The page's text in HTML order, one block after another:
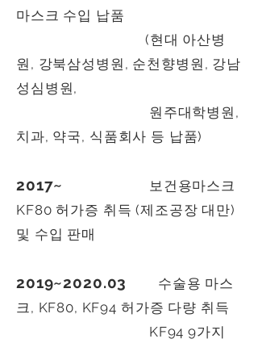
마스크 수입 납품
(현대 아산병
원, 강북삼성병원, 순천향병원, 강남
성심병원,
원주대학병원,
치과, 약국, 식품회사 등 납품)
2017~
보건용마스크
KF80 허가증 취득 (제조공장 대만)
및 수입 판매
2019~2020.03
수술용 마스
크, KF80, KF94 허가증 다량 취득
KF94 9가지